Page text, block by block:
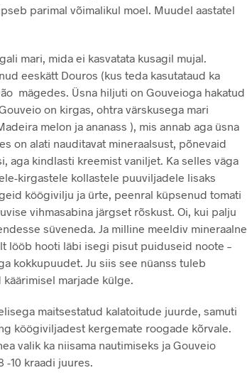
parimal võimalikul moel. Muudel aastatel
mari, mida ei kasvatata kusagil mujal.
eeskätt Douros (kus teda kasutataud ka
mägedes. Üsna hiljuti on Gouveioga hakatud
on kirgas, ohtra värskusega mari
melon ja ananass ), mis annab aga üsna
on alati nauditavat mineraalsust, põnevaid
aga kindlasti kreemist vaniljet. Ka selles väga
kirgastele kollastele puuviljadele lisaks
köögivilju ja ürte, peenral küpsenud tomati
vihmasabina järgset rõskust. Oi, kui palju
süveneda. Ja milline meeldiv mineraalne
lööb hooti läbi isegi pisut puiduseid noote –
kokkupuudet. Ju siis see nüanss tuleb
marjade külge.
maitsestatud kalatoitude juurde, samuti
köögiviljadest kergemate roogade kõrvale.
valik ka niisama nautimiseks ja Gouveio
-10 kraadi juures.